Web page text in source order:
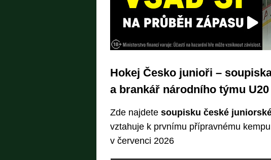
Hokej Česko junioři –
a brankář národního týmu U20
Zde najdetesoupisku české
vztahuje k prvnímu přípravnému
v červenci 2026